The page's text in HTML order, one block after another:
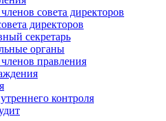
совета директоров
директоров
секретарь
органы
правления
контроля